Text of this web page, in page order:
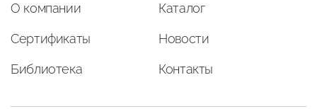
О компании Каталог
Сертификаты Новости
Библиотека Контакты